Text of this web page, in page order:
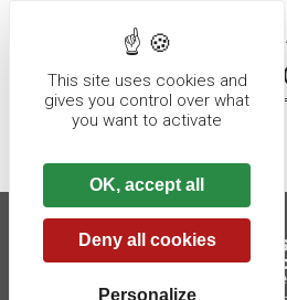
This site uses cookies and
gives you control over what
you want to activate
OK, accept all
Deny all cookies
Personalize